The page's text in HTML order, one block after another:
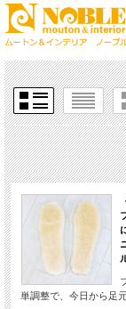
単調整で、今日から足